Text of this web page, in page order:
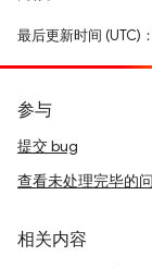
最后更新时间 (UTC)
参与
提交 bug
查看未处理完毕的
相关内容